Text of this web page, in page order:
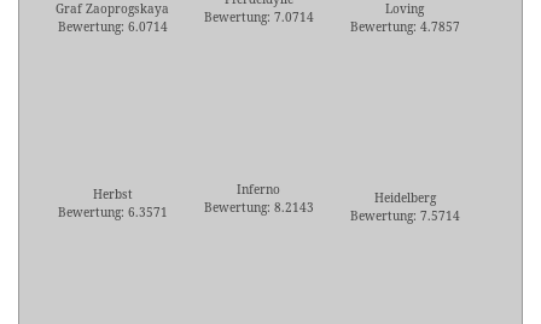
Graf Zaoprogskaya
Bewertung: 6.0714
Bewertung: 7.0714
Loving
Bewertung: 4.7857
Herbst
Bewertung: 6.3571
Inferno
Bewertung: 8.2143
Heidelberg
Bewertung: 7.5714